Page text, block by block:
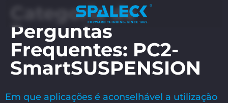
Categoria de
Perguntas
Frequentes: PC2-
SmartSUSPENSION
Em que aplicações é aconselhável a utilização